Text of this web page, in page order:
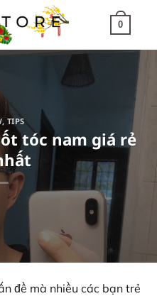
0
, TIPS
tóc nam giá rẻ
đề mà nhiều các bạn trẻ